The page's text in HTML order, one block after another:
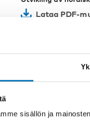
sisällön ja
Lataa PDF-